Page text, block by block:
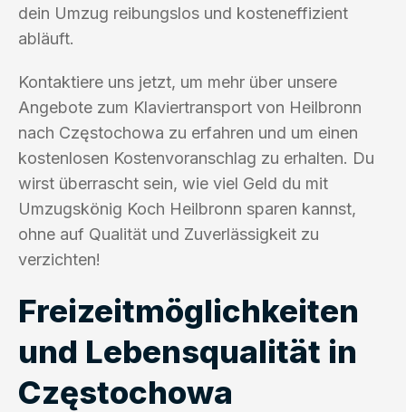
dein Umzug reibungslos und kosteneffizient
abläuft.
Kontaktiere uns jetzt, um mehr über unsere
Angebote zum Klaviertransport von Heilbronn
nach Częstochowa zu erfahren und um einen
kostenlosen Kostenvoranschlag zu erhalten. Du
wirst überrascht sein, wie viel Geld du mit
Umzugskönig Koch Heilbronn sparen kannst,
ohne auf Qualität und Zuverlässigkeit zu
verzichten!
Freizeitmöglichkeiten
und Lebensqualität in
Częstochowa